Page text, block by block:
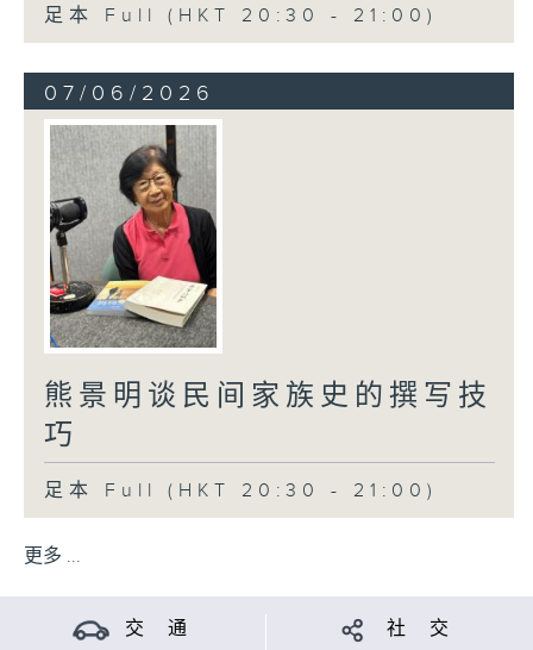
足本 Full (HKT 20:30 - 21:00)
07/06/2026
熊景明谈民间家族史的撰写技
巧
足本 Full (HKT 20:30 - 21:00)
更多 ...
交 通 社 交